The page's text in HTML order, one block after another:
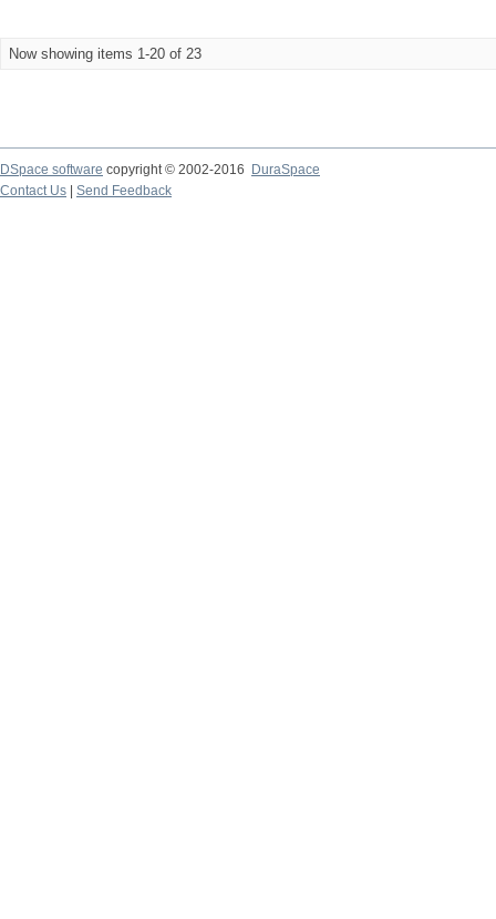
Now showing items 1-20 of 23
DSpace software copyright © 2002-2016
DuraSpace
Contact Us
Send Feedback